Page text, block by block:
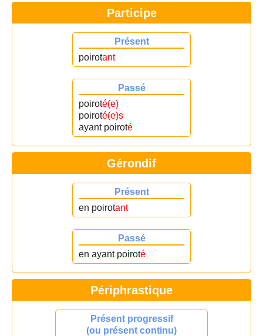
Participe
Présent
poirotant
Passé
poiroté(e)
poiroté(e)s
ayant poiroté
Gérondif
Présent
en poirotant
Passé
en ayant poiroté
Périphrastique
Présent progressif
(ou présent continu)